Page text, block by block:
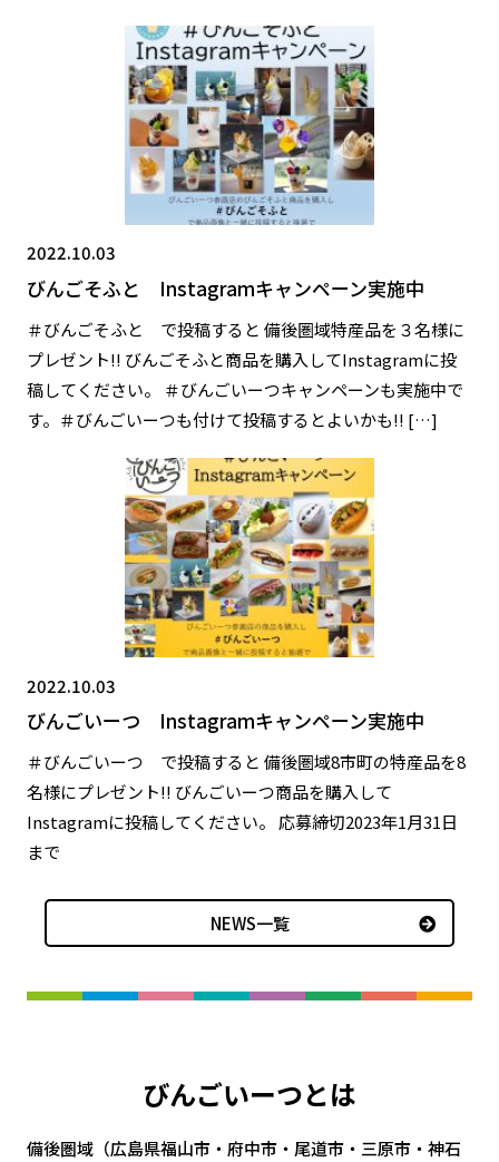
2022.10.03
びんごそふと Instagramキャンペーン実施中
＃びんごそふと で投稿すると 備後圏域特産品を３名様に
プレゼント!! びんごそふと商品を購入してInstagramに投
稿してください。 ＃びんごいーつキャンペーンも実施中で
す。＃びんごいーつも付けて投稿するとよいかも!! […]
2022.10.03
びんごいーつ Instagramキャンペーン実施中
＃びんごいーつ で投稿すると 備後圏域8市町の特産品を8
名様にプレゼント!! びんごいーつ商品を購入して
Instagramに投稿してください。 応募締切2023年1月31日
まで
NEWS一覧
びんごいーつとは
備後圏域（広島県福山市・府中市・尾道市・三原市・神石